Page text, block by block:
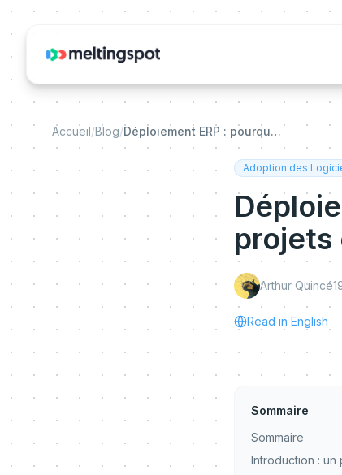
Accueil/Blog/ Déploiement ERP : pourquoi 70 % des projets échouent (et comment l'éviter)
Adoption des
projets
Arthur Quincé
Read in English
Sommaire
Sommaire
Introduction :